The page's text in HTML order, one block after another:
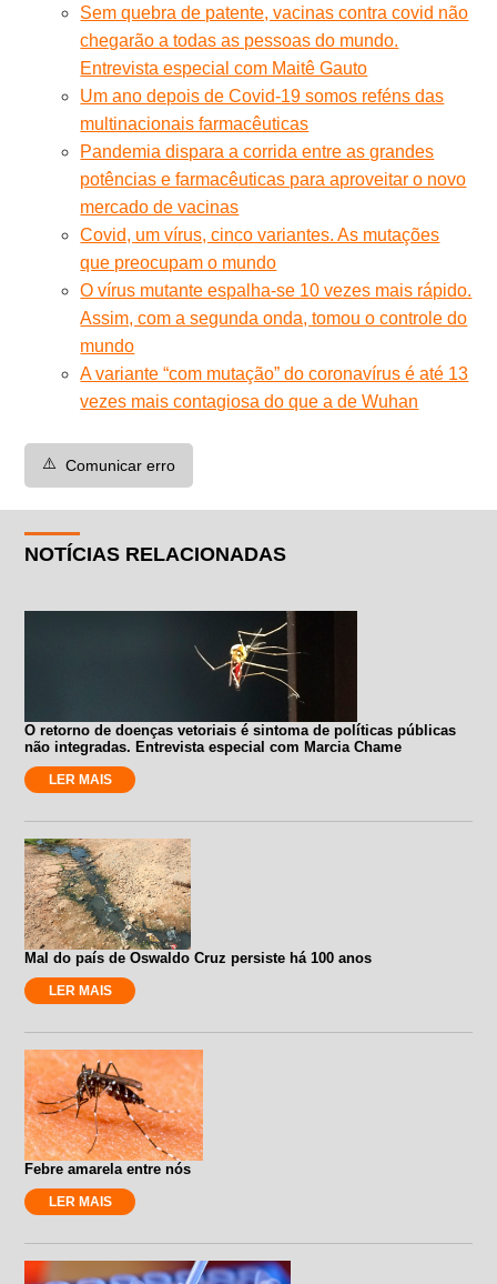
Sem quebra de patente, vacinas contra covid não
chegarão a todas as pessoas do mundo.
Entrevista especial com Maitê Gauto
Um ano depois de Covid-19 somos reféns das
multinacionais farmacêuticas
Pandemia dispara a corrida entre as grandes
potências e farmacêuticas para aproveitar o novo
mercado de vacinas
Covid, um vírus, cinco variantes. As mutações
que preocupam o mundo
O vírus mutante espalha-se 10 vezes mais rápido.
Assim, com a segunda onda, tomou o controle do
mundo
A variante “com mutação” do coronavírus é até 13
vezes mais contagiosa do que a de Wuhan
⚠️ Comunicar erro
NOTÍCIAS RELACIONADAS
O retorno de doenças vetoriais é sintoma de políticas públicas
não integradas. Entrevista especial com Marcia Chame
LER MAIS
Mal do país de Oswaldo Cruz persiste há 100 anos
LER MAIS
Febre amarela entre nós
LER MAIS